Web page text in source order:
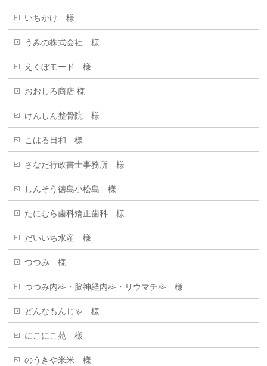
いちかけ 様
うみの株式会社 様
えくぼモード 様
おおしろ商店 様
けんしん整骨院 様
こはる日和 様
さなだ行政書士事務所 様
しんそう徳島小松島 様
たにむら歯科矯正歯科 様
だいいち水産 様
つつみ 様
つつみ内科・脳神経内科・リウマチ科 様
どんなもんじゃ 様
にこにこ苑 樣
のうきや米米 様